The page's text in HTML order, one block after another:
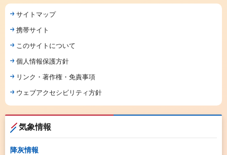
サイトマップ
携帯サイト
このサイトについて
個人情報保護方針
リンク・著作権・免責事項
ウェブアクセシビリティ方針
気象情報
降灰情報